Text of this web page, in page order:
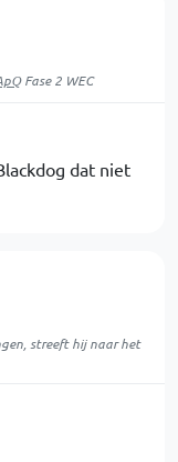
Fase 2 WEC
dat niet
streeft hij naar het